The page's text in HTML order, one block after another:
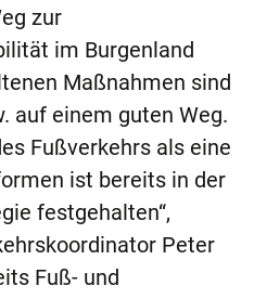
zur
im Burgenland
Maßnahmen sind
auf einem guten Weg.
Fußverkehrs als eine
ist bereits in der
festgehalten“,
Peter
Fuß- und